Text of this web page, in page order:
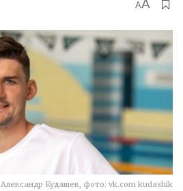
AA
Александр Кудашев, фото: vk.com kudashik